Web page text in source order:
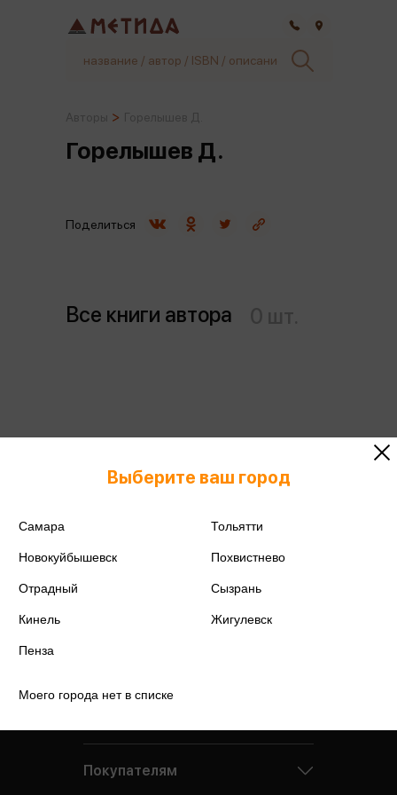
Горелышев Д.
Все книги автора
Поделиться
Подробнее о дисконтной карте
Выберите ваш город
Самара Тольятти
Новокуйбышевск Похвистнево
Отрадный Сызрань
Кинель Жигулевск
Пенза
Моего города нет в списке
Покупателям